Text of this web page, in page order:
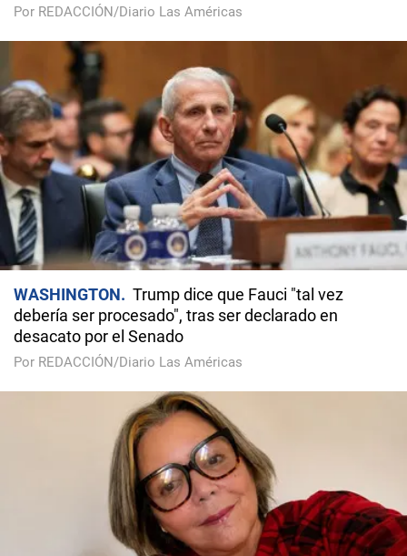
Por REDACCIÓN/Diario Las Américas
WASHINGTON
Trump dice que Fauci "tal vez
debería ser procesado", tras ser declarado en
desacato por el Senado
Por REDACCIÓN/Diario Las Américas